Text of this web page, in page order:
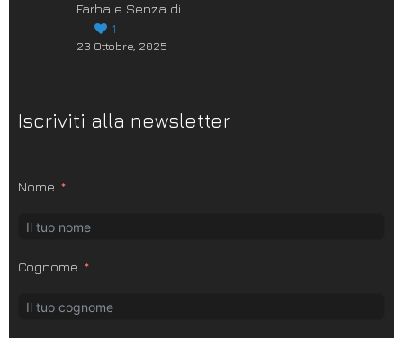
Farha e Senza di
1
23 Ottobre, 2025
Iscriviti alla newsletter
Nome
Cognome